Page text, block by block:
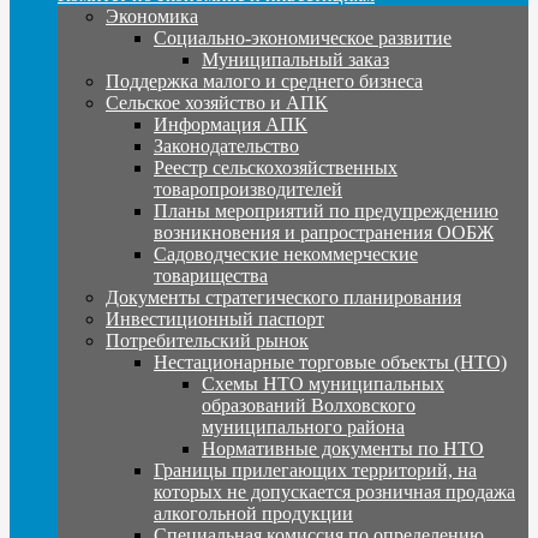
Экономика
Социально-экономическое развитие
Муниципальный заказ
Поддержка малого и среднего бизнеса
Сельское хозяйство и АПК
Информация АПК
Законодательство
Реестр сельскохозяйственных
товаропроизводителей
Планы мероприятий по предупреждению
возникновения и рапространения ООБЖ
Садоводческие некоммерческие
товарищества
Документы стратегического планирования
Инвестиционный паспорт
Потребительский рынок
Нестационарные торговые объекты (НТО)
Схемы НТО муниципальных
образований Волховского
муниципального района
Нормативные документы по НТО
Границы прилегающих территорий, на
которых не допускается розничная продажа
алкогольной продукции